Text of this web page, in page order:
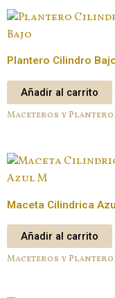
Plantero Cilindro
Añadir al carrito
Maceteros y
Maceta Cilindrica
Añadir al carrito
Maceteros y